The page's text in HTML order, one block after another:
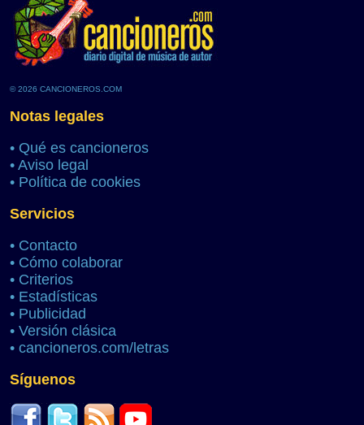
© 2026 CANCIONEROS.COM
Notas legales
• Qué es cancioneros
• Aviso legal
• Política de cookies
Servicios
• Contacto
• Cómo colaborar
• Criterios
• Estadísticas
• Publicidad
• Versión clásica
• cancioneros.com/letras
Síguenos